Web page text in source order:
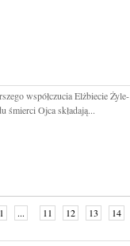
współczucia Elżbiecie Żyle-
śmierci Ojca składają...
1 ... 11 12 13 14